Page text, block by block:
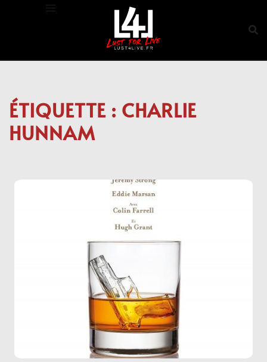
ÉTIQUETTE : CHARLIE
HUNNAM